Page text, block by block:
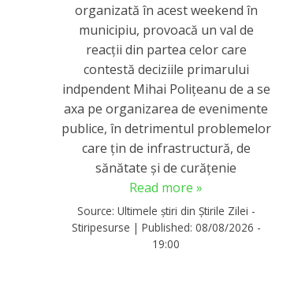
organizată în acest weekend în
municipiu, provoacă un val de
reacţii din partea celor care
contestă deciziile primarului
indpendent Mihai Poliţeanu de a se
axa pe organizarea de evenimente
publice, în detrimentul problemelor
care ţin de infrastructură, de
sănătate şi de curăţenie
Read more »
Source: Ultimele știri din Știrile Zilei -
Stiripesurse | Published: 08/08/2026 -
19:00